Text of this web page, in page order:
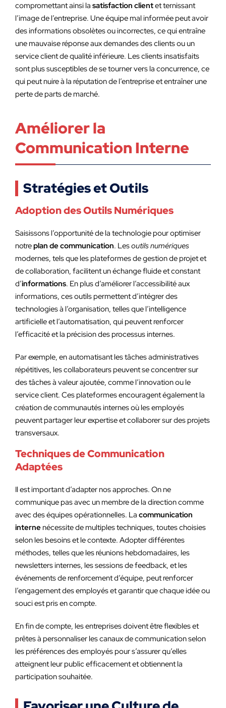
compromettant ainsi la satisfaction clientet ternissant
l’image de l’entreprise. Une équipe mal informée peut avoir
des informations obsolètes ou incorrectes, ce qui entraîne
une mauvaise réponse aux demandes des clients ou un
service client de qualité inférieure. Les clients insatisfaits
sont plus susceptibles de se tourner vers la concurrence, ce
qui peut nuire à la réputation de l’entreprise et entraîner une
perte de parts de marché.
Améliorer la
Communication Interne
Stratégies et Outils
Adoption des Outils Numériques
Saisissons l’opportunité de la technologie pour optimiser
notreplan de communication. Lesoutils numériques
modernes, tels que les plateformes de gestion de projet et
de collaboration, facilitent un échange fluide et constant
d’informations. En plus d’améliorer l’accessibilité aux
informations, ces outils permettent d’intégrer des
technologies à l’organisation, telles que l’intelligence
artificielle et l’automatisation, qui peuvent renforcer
l’efficacité et la précision des processus internes.
Par exemple, en automatisant les tâches administratives
répétitives, les collaborateurs peuvent se concentrer sur
des tâches à valeur ajoutée, comme l’innovation ou le
service client. Ces plateformes encouragent également la
création de communautés internes où les employés
peuvent partager leur expertise et collaborer sur des projets
transversaux.
Techniques de Communication
Adaptées
Il est important d’adapter nos approches. On ne
communique pas avec un membre de la direction comme
avec des équipes opérationnelles. La communication
interne nécessite de multiples techniques, toutes choisies
selon les besoins et le contexte. Adopter différentes
méthodes, telles que les réunions hebdomadaires, les
newsletters internes, les sessions de feedback, et les
événements de renforcement d’équipe, peut renforcer
l’engagement des employés et garantir que chaque idée ou
souci est pris en compte.
En fin de compte, les entreprises doivent être flexibles et
prêtes à personnaliser les canaux de communication selon
les préférences des employés pour s’assurer qu’elles
atteignent leur public efficacement et obtiennent la
participation souhaitée.